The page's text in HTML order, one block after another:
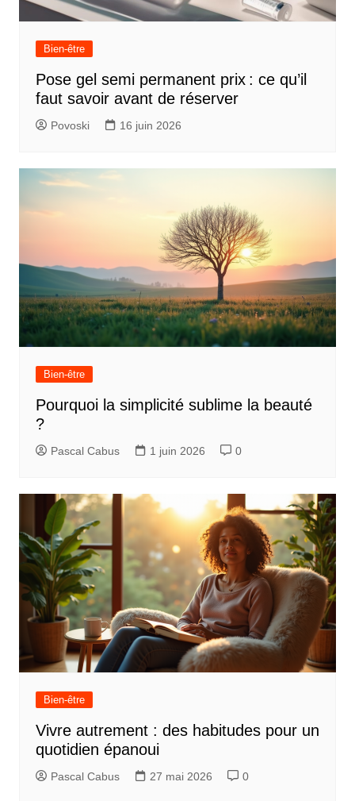
Bien-être
Pose gel semi permanent prix : ce qu’il
faut savoir avant de réserver
Povoski 16 juin 2026
Bien-être
Pourquoi la simplicité sublime la beauté
?
Pascal Cabus 1 juin 2026 0
Bien-être
Vivre autrement : des habitudes pour un
quotidien épanoui
Pascal Cabus 27 mai 2026 0